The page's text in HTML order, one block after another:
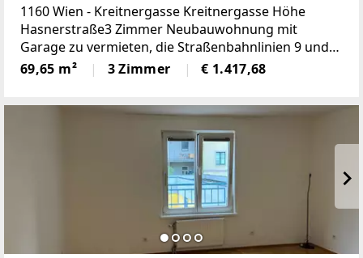
1160 Wien - Kreitnergasse Kreitnergasse Höhe
Hasnerstraße3 Zimmer Neubauwohnung mit
Garage zu vermieten, die Straßenbahnlinien 9 und
46 sowie die Buslinien 10A und 48A sind in kurzer
Gehdistanz erreichbar, 2.
69,65 m² 3 Zimmer € 1.417,68